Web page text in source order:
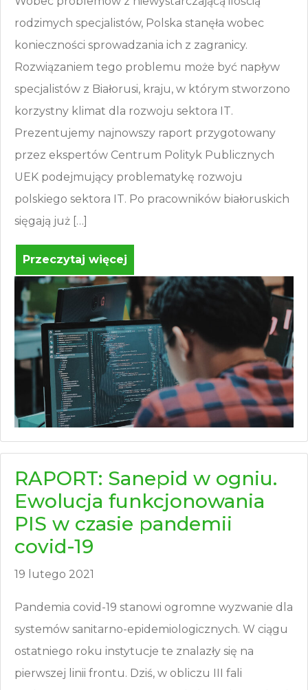
rodzimych specjalistów, Polska stanęła wobec
konieczności sprowadzania ich z zagranicy.
Rozwiązaniem tego problemu może być napływ
specjalistów z Białorusi, kraju, w którym stworzono
korzystny klimat dla rozwoju sektora IT.
Prezentujemy najnowszy raport przygotowany
przez ekspertów Centrum Polityk Publicznych
UEK podejmujący problematykę rozwoju
polskiego sektora IT. Po pracowników białoruskich
sięgają już […]
Przeczytaj więcej
RAPORT: Sanepid w ogniu.
Ewolucja funkcjonowania
PIS w czasie pandemii
covid-19
19 lutego 2021
Pandemia covid-19 stanowi ogromne wyzwanie dla
systemów sanitarno-epidemiologicznych. W ciągu
ostatniego roku instytucje te znalazły się na
pierwszej linii frontu. Dziś, w obliczu III fali